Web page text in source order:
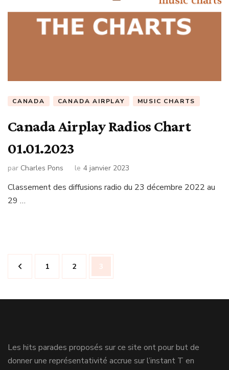
CANADA CANADA AIRPLAY MUSIC CHARTS
Canada Airplay Radios Chart
01.01.2023
par Charles Pons le 4 janvier 2023
Classement des diffusions radio du 23 décembre 2022 au
29 …
Navigation
des
Page
1 Page
2 Page
3
Les hits parades proposés sur ce site ont pour but de
donner une représentativité accrue sur l’instant T en